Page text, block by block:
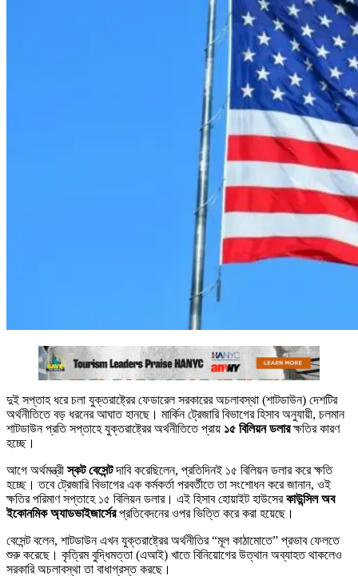
দুই সপ্তাহ ধরে চলা যুক্তরাষ্ট্রের ফেডারেল সরকারের অচলাবস্থা (শাটডাউন) দেশটির
অর্থনীতিতে বড় ধরনের আঘাত হানছে। মার্কিন ট্রেজারি বিভাগের হিসাব অনুযায়ী, চলমান
শাটডাউন প্রতি সপ্তাহে যুক্তরাষ্ট্রের অর্থনীতিতে প্রায় ১৫ বিলিয়ন ডলারক্ষতির কারণ
হচ্ছে।
আগে অর্থমন্ত্রীস্কট বেসেন্টদাবি করেছিলেন, প্রতিদিনই ১৫ বিলিয়ন ডলার করে ক্ষতি
হচ্ছে। তবে ট্রেজারি বিভাগের এক কর্মকর্তা পরবর্তীতে তা সংশোধন করে জানান, ওই
ক্ষতির পরিমাণ সপ্তাহে ১৫ বিলিয়ন ডলার। এই হিসাব হোয়াইট হাউসেরকাউন্সিল অব
ইকোনমিক অ্যাডভাইজার্সেরপ্রতিবেদনের ওপর ভিত্তি করে করা হয়েছে।
বেসেন্ট বলেন, শাটডাউন এখন যুক্তরাষ্ট্রের অর্থনীতির “মূল কাঠামোতে” প্রভাব ফেলতে
শুরু করেছে। কৃত্রিম বুদ্ধিমত্তা (এআই) খাতে বিনিয়োগের উত্থান অব্যাহত থাকলেও
সরকারি অচলাবস্থা তা বাধাগ্রস্ত করছে।